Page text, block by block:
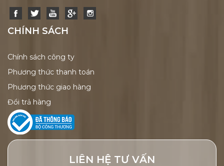
CHÍNH SÁCH
Chính sách công ty
Phương thức thanh toán
Phương thức giao hàng
Đổi trả hàng
LIÊN HỆ TƯ VẤN